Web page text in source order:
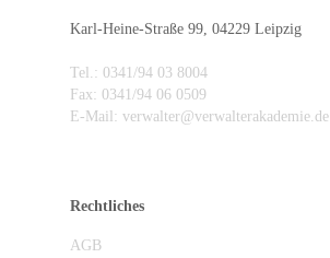
Karl-Heine-Straße 99, 04229 Leipzig
Tel.: 0341/94 03 8004
Fax: 0341/94 06 0509
E-Mail: verwalter@verwalterakademie.de
Rechtliches
AGB